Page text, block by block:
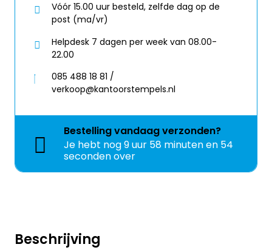
Beschrijving
Vóór 15.00 uur besteld, zelfde dag op de
post (ma/vr)
Helpdesk 7 dagen per week van 08.00-
22.00
085 488 18 81 /
verkoop@kantoorstempels.nl
Bestellingvandaagverzonden?
Je hebt nog9 uur 58 minuten en 54
seconden over